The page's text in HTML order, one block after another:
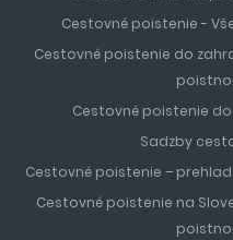
Cestovné poistenie -
Cestovné poistenie do
Cestovné poistenie
Sadzby
Cestovné poistenie – prehlad
Cestovné poistenie na